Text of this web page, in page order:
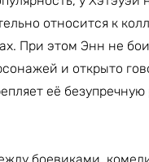
относится к
При этом Энн не
и открыто
её